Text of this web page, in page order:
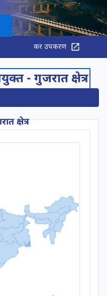
कर उपकरण
- गुजरात क्षेत्र
क्षेत्र